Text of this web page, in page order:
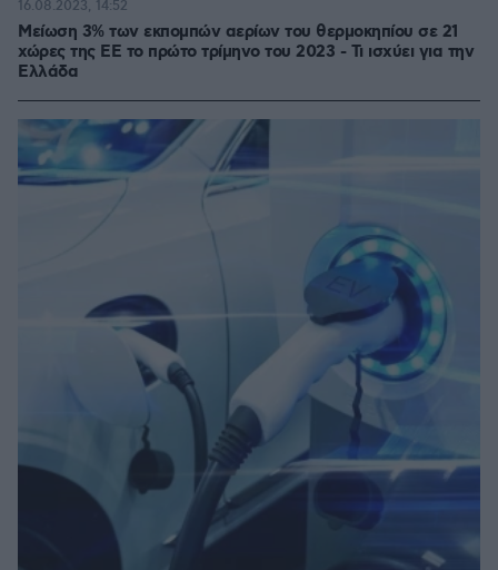
Μείωση 3% των εκπομπών αερίων του θερμοκηπίου σε 21
χώρες της ΕΕ το πρώτο τρίμηνο του 2023 - Τι ισχύει για την
Ελλάδα
16.08.2023, 14:52